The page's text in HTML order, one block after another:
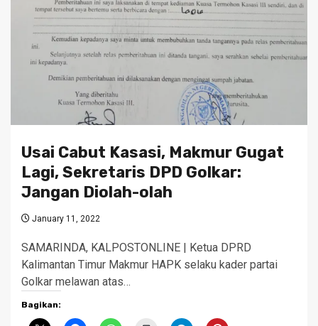
Usai Cabut Kasasi, Makmur Gugat
Lagi, Sekretaris DPD Golkar:
Jangan Diolah-olah
January 11, 2022
SAMARINDA, KALPOSTONLINE | Ketua DPRD
Kalimantan Timur Makmur HAPK selaku kader partai
Golkar melawan atas…
Bagikan: